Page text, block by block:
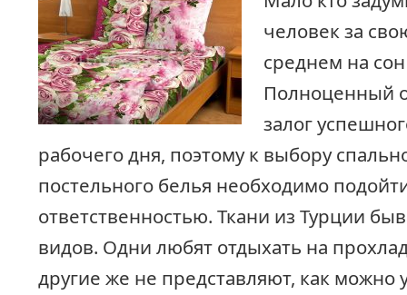
человек за
среднем на
Полноценный
залог
рабочего дня, поэтому к выбору
постельного белья необходимо
ответственностью. Ткани из Турции
видов. Одни любят отдыхать на
другие же не представляют, как можно